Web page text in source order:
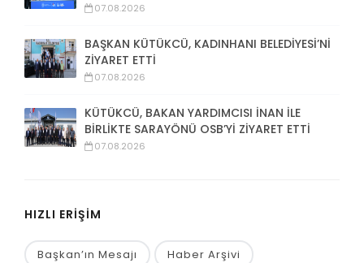
07.08.2026
BAŞKAN KÜTÜKCÜ, KADINHANI BELEDİYESİ’Nİ
ZİYARET ETTİ
07.08.2026
KÜTÜKCÜ, BAKAN YARDIMCISI İNAN İLE
BİRLİKTE SARAYÖNÜ OSB’Yİ ZİYARET ETTİ
07.08.2026
HIZLI ERİŞİM
Başkan’ın Mesajı Haber Arşivi